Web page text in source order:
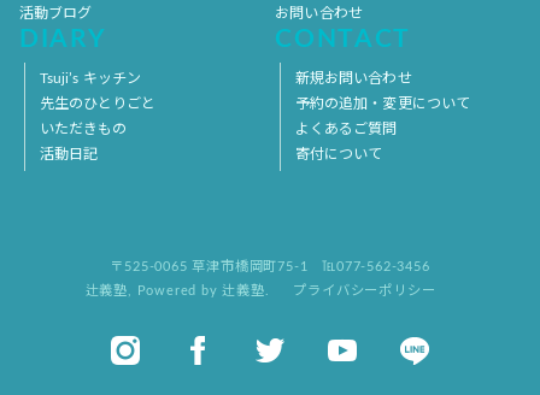
活動ブログ
DIARY
Tsuji’s キッチン
先生のひとりごと
いただきもの
活動日記
お問い合わせ
CONTACT
新規お問い合わせ
予約の追加・変更について
よくあるご質問
寄付について
〒525-0065 草津市橋岡町75-1
℡077-562-3456
辻義塾
Powered by 辻義塾. プライバシーポリシー